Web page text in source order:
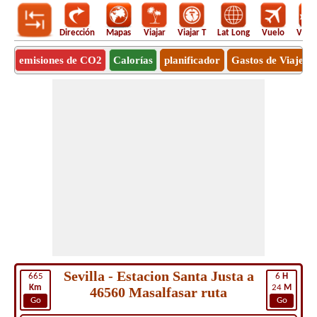
Dirección Mapas Viajar Viajar T Lat Long Vuelo
emisiones de CO2 Calorías planificador Gastos de Viaje
665
Km
Go
6 H
24 M
Go
Sevilla - Estacion Santa Justa a
46560 Masalfasar ruta